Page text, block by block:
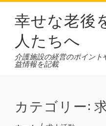
Skip
content幸せな老後
人たちへ
介護施設の経営のポイン
益情報を記載
カテゴリー: